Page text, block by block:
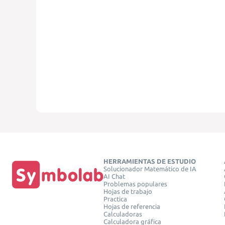
HERRAMIENTAS DE ESTUDIO
Solucionador Matemático de IA
AI Chat
Problemas populares
Hojas de trabajo
Practica
Hojas de referencia
Calculadoras
Calculadora gráfica